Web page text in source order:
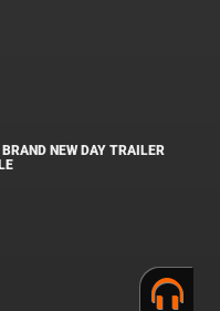
NEW DAY TRAILER